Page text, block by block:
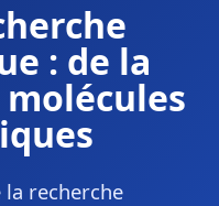
: de la
la recherche